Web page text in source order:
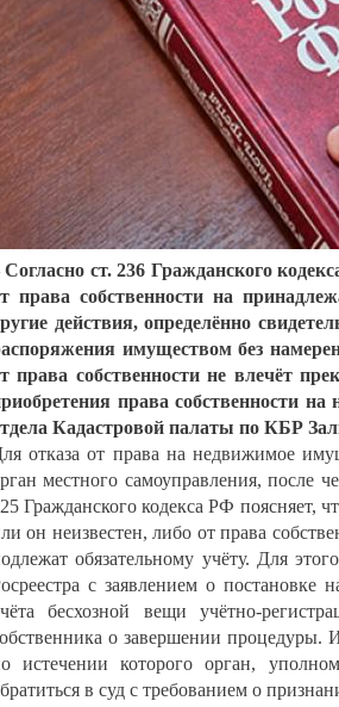
Согласно ст. 236 Гражданского
права собственности на
действия, определённо
имуществом без
права собственности не влечёт
права собственности
Кадастровой палаты по КБР
отказа от права на недвижимое
местного самоуправления, после
Гражданского кодекса РФ поясняет,
он неизвестен, либо от права
обязательному учёту. Для
с заявлением о постановке
бесхозной вещи учётно-
о завершении процедуры.
истечении которого орган,
в суд с требованием о